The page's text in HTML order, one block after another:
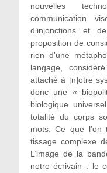
nouvelles
communication
d’injonctions et
proposition de
rien d’une
langage,
attaché à [n]otre
donc une «
biologique
totalité du corps
mots. Ce que
tissage complexe
L’image de la
notre écrivain : le